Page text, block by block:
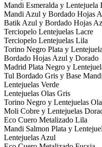
Mandi Esmeralda y Lentejuela
Mandi Azul y Bordado Hojas
Batik Azul y Bordado Hojas
Terciopelo Lentejuelas Lacre
Terciopelo Lentejuelas Lila
Torino Negro Plata y
Bordado Hojas Azul y Dorado
Madrid Plata Negro y
Tul Bordado Gris y Base
Lentejuelas Verde
Lentejuelas Olas Gris
Torino Negro y Lentejuelas
Moli Cobre y Lentejuelas
Eco Cuero Metalizado Lila
Mandi Salmon Plata y
Lentejuelas Azul